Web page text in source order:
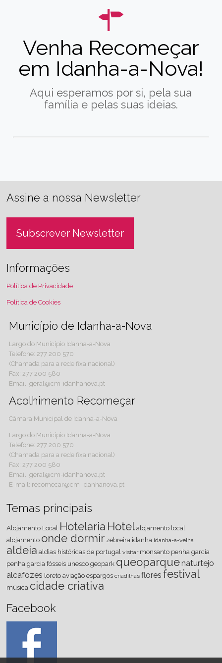
Venha Recomeçar
em Idanha-a-Nova!
Aqui esperamos por si, pela sua
família e pelas suas ideias.
Assine a nossa Newsletter
Subscrever Newsletter
Informações
Política de Privacidade
Política de Cookies
Município de Idanha-a-Nova
Largo do Município Idanha-a-Nova
Telefone: 277 200 570
(Chamada para a rede fixa nacional)
Fax: 277 200 580
Email: geral@cm-idanhanova.pt
Acolhimento Recomeçar
Câmara Municipal de Idanha-a-Nova
Largo do Município Idanha-a-Nova
Telefone: 277 200 570
(Chamada para a rede fixa nacional)
Fax: 277 200 580
Email: geral@cm-idanhanova.pt
E-mail: recomecar@cm-idanhanova.pt
Temas principais
Alojamento Local Hotelaria Hotel alojamento local
alojamento onde dormir zebreira idanha idanha-a-velha
aldeia aldias históricas de portugal visitar monsanto penha garcia
penha garcia fósseis unesco geopark queoparquenaturtejo
alcafozes loreto aviação espargos criadilhas flores festival
música cidade criativa
Facebook